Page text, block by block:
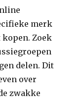
merk
kopen. Zoek
delen. Dit
over
zwakke